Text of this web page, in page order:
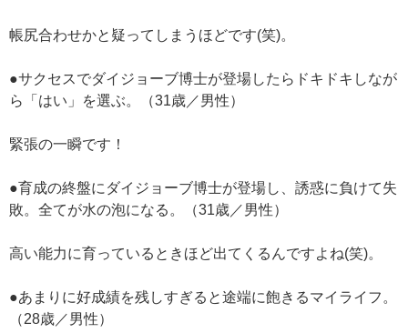
帳尻合わせかと疑ってしまうほどです(笑)。
●サクセスでダイジョーブ博士が登場したらドキドキしなが
ら「はい」を選ぶ。（31歳／男性）
緊張の一瞬です！
●育成の終盤にダイジョーブ博士が登場し、誘惑に負けて失
敗。全てが水の泡になる。（31歳／男性）
高い能力に育っているときほど出てくるんですよね(笑)。
●あまりに好成績を残しすぎると途端に飽きるマイライフ。
（28歳／男性）